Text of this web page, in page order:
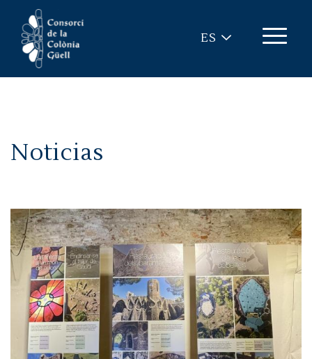
ES
Noticias